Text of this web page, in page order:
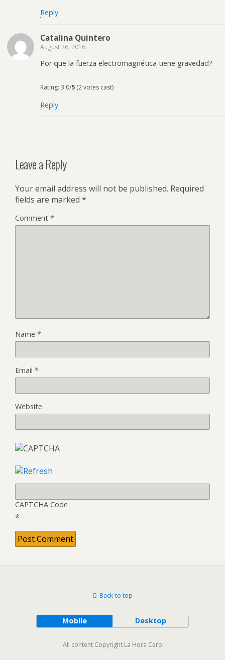
Reply
Catalina Quintero
August 26, 2016
Por que la fuerza electromagnética tiene gravedad?
Rating: 3.0/5 (2 votes cast)
Reply
Leave a Reply
Your email address will not be published. Required
fields are marked *
Comment *
Name *
Email *
Website
CAPTCHA Code
*
Back to top
Mobile Desktop
All content Copyright La Hora Cero